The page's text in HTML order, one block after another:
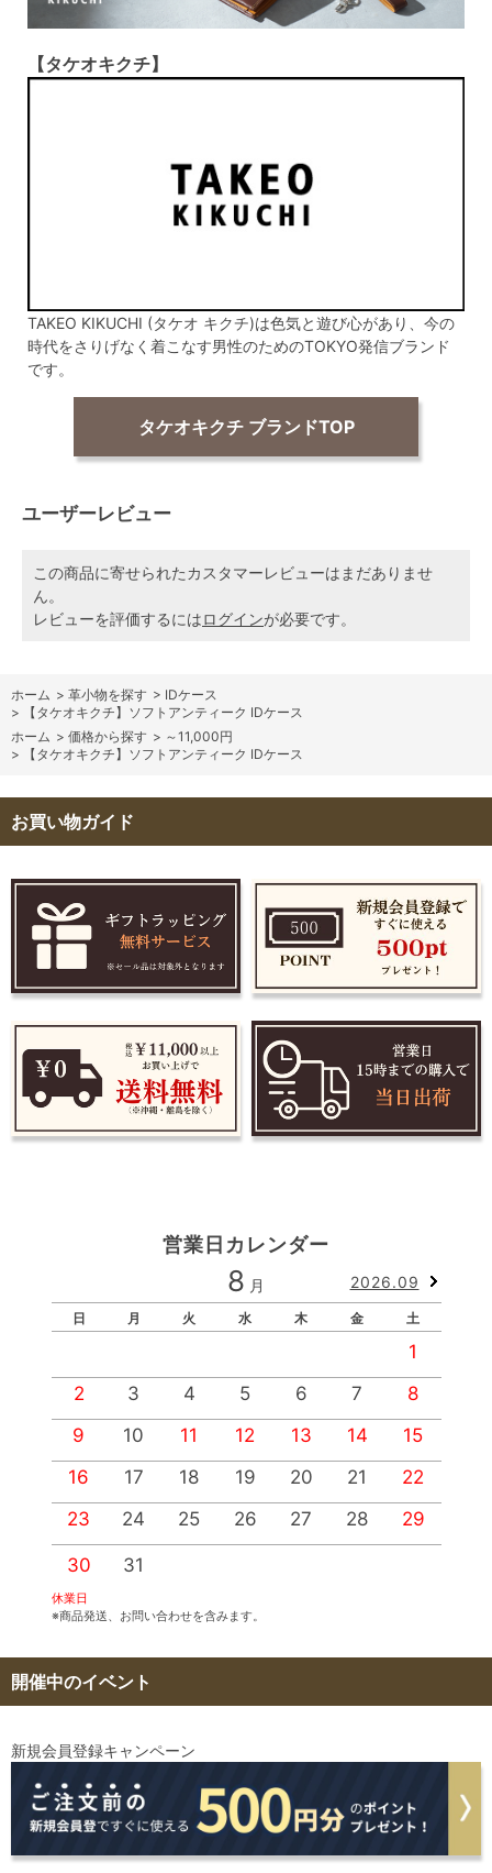
【タケオキクチ】
TAKEO KIKUCHI (タケオ キクチ)は色気と遊び心があり、今の
時代をさりげなく着こなす男性のためのTOKYO発信ブランド
です。
タケオキクチ ブランドTOP
ユーザーレビュー
この商品に寄せられたカスタマーレビューはまだありませ
ん。
レビューを評価するにはログインが必要です。
ホーム > 革小物を探す > IDケース
>
【タケオキクチ】ソフトアンティーク IDケース
ホーム > 価格から探す > ～11,000円
>
【タケオキクチ】ソフトアンティーク IDケース
お買い物ガイド
営業日カレンダー
8 月 2026.09
日 月 火 水 木 金 土
1
2
3 4 5 6 7
8
9
10 11 12 13 14
15
16
17 18 19 20 21
22
23
24 25 26 27 28 29
30 31
休業日
※商品発送、お問い合わせを含みます。
開催中のイベント
新規会員登録キャンペーン